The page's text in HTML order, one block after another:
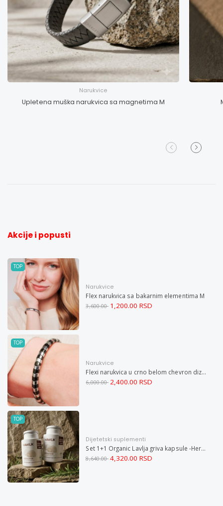
Narukvice
Upletena muška narukvica sa magnetima M
Akcije i popusti
TOP
Narukvice
Flex narukvica sa bakarnim elementima M
3,600.00 1,200.00 RSD
TOP
Narukvice
Flexi narukvica u crno belom chevron dizajnu M
6,000.00 2,400.00 RSD
TOP
Dijetetski suplementi
Set 1+1 Organic Lavlja griva kapsule -Hericium ekstrakt 60
8,640.00 4,320.00 RSD